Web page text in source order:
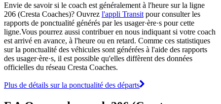
Envie de savoir si le coach est généralement à l'heure sur la ligne
206 (Cresta Coaches)? Ouvrez l'appli Transit pour consulter les
rapports de ponctualité générés par les usager·ère·s pour cette
ligne.Vous pourrez aussi contribuer en nous indiquant si votre coach
est arrivé en avance, à l'heure ou en retard. Comme ces statistiques
sur la ponctualité des véhicules sont générées à l'aide des rapports
des usager·ère·s, il est possible qu'elles diffèrent des données
officielles du réseau Cresta Coaches.
Plus de détails sur la ponctualité des départs